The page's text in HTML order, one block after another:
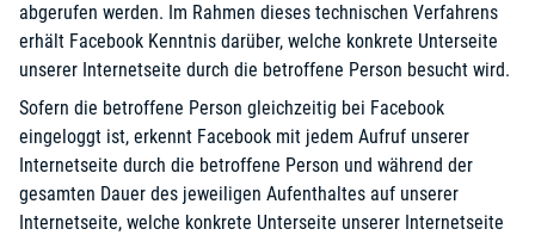
abgerufen werden. Im Rahmen dieses technischen Verfahrens
erhält Facebook Kenntnis darüber, welche konkrete Unterseite
unserer Internetseite durch die betroffene Person besucht wird.
Sofern die betroffene Person gleichzeitig bei Facebook
eingeloggt ist, erkennt Facebook mit jedem Aufruf unserer
Internetseite durch die betroffene Person und während der
gesamten Dauer des jeweiligen Aufenthaltes auf unserer
Internetseite, welche konkrete Unterseite unserer Internetseite